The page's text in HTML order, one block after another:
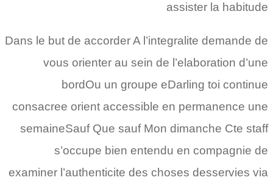
assister la habitude
Dans le but de accorder A l’integralite demande de
vous orienter au sein de l’elaboration d’une
bordOu un groupe eDarling toi continue
consacree orient accessible en permanence une
semaineSauf Que sauf Mon dimanche Cte staff
s’occupe bien entendu en compagnie de
examiner l’authenticite des choses desservies via